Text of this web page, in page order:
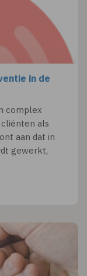
in de
complex
als
aan dat in
gewerkt,